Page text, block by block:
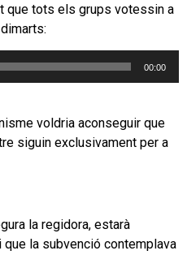
que tots els grups votessin a
00:00
voldria aconseguir que
siguin exclusivament per a
la regidora, estarà
que la subvenció contemplava